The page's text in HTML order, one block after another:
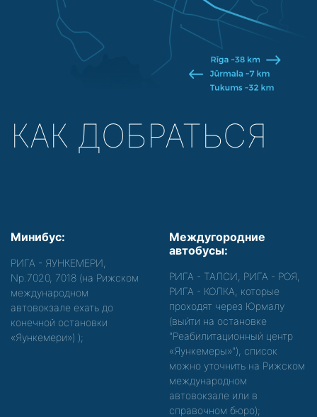
КАК ДОБРАТЬСЯ
Минибус:
РИГА - ЯУНКЕМЕРИ,
Nр.7020, 7018 (на Рижском
международном
автовокзале ехать до
конечной остановки
«Яункемери») );
Междугородние
автобусы:
РИГА - ТАЛСИ, РИГА - РОЯ,
РИГА - КОЛКА, которые
проходят через Юрмалу
(выйти на остановке
"Реабилитационный центр
«Яункемеры»"), список
можно уточнить на Рижском
международном
автовокзале или в
справочном бюро);